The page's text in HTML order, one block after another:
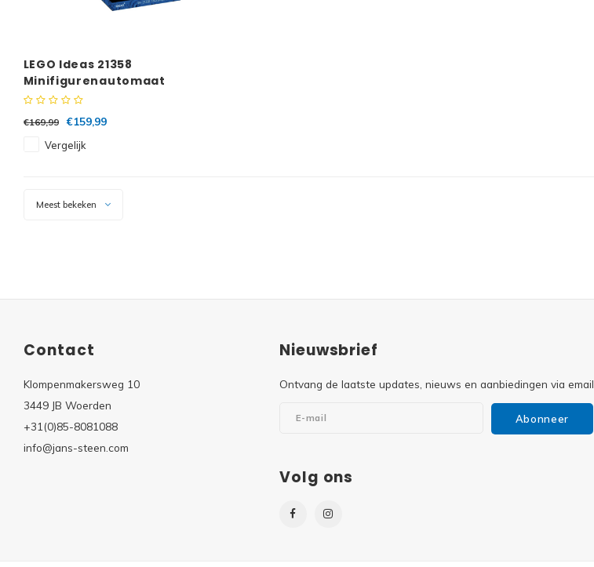
LEGO Ideas 21358
Minifigurenautomaat
€169,99
€159,99
Vergelijk
Meest bekeken
Contact
Klompenmakersweg 10
3449 JB Woerden
+31(0)85-8081088
info@jans-steen.com
Nieuwsbrief
Ontvang de laatste updates, nieuws en aanbiedingen via email
Abonneer
Volg ons